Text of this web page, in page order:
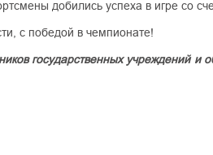
добились успеха в игре со
с победой в чемпионате!
государственных учреждений и